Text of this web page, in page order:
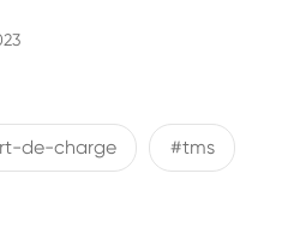
de-charge #tms